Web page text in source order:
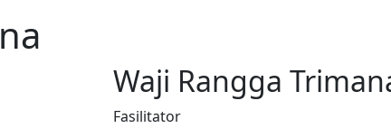
Waji Rangga
Fasilitator